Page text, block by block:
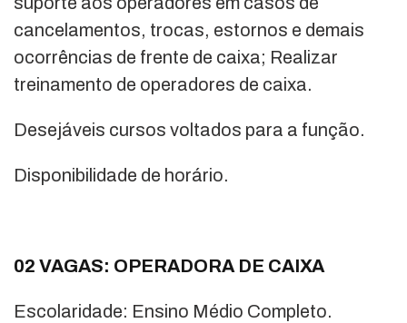
cancelamentos, trocas, estornos e demais
ocorrências de frente de caixa; Realizar
treinamento de operadores de caixa.
Desejáveis cursos voltados para a função.
Disponibilidade de horário.
02 VAGAS: OPERADORA DE CAIXA
Escolaridade: Ensino Médio Completo.